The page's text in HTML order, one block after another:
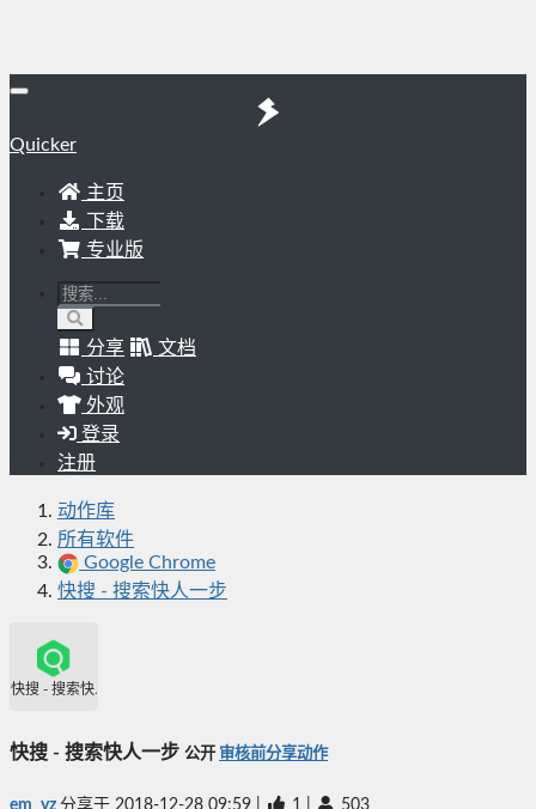
Quicker
主页
下载
专业版
分享
文档
讨论
外观
登录
注册
动作库
所有软件
Google Chrome
快搜 - 搜索快人一步
快搜 - 搜索快人一步
快搜 - 搜索快人一步 公开 审核前分享动作
em_yz 分享于 2018-12-28 09:59 1 503